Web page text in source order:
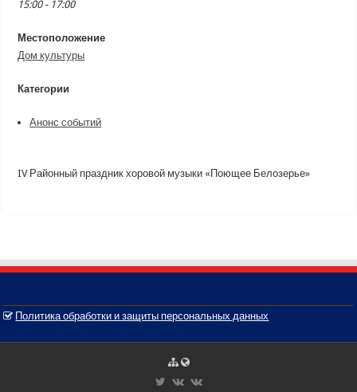
15:00 - 17:00
Местоположение
Дом культуры
Категории
Анонс событий
IV Районный праздник хоровой музыки «Поющее Белозерье»
Политика обработки и защиты персональных данных